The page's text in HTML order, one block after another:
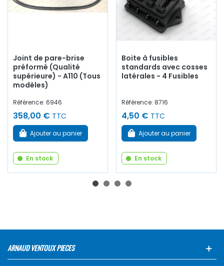
Joint de pare-brise
préformé (Qualité
supérieure) - A110 (Tous
modèles)
Référence: 6946
358,00 € TTC
Ajouter au panier
En stock
Boite à fusibles
standards avec cosses
latérales - 4 Fusibles
Référence: 8716
4,50 € TTC
Ajouter au panier
En stock
ARNAUD VENTOUX PIECES